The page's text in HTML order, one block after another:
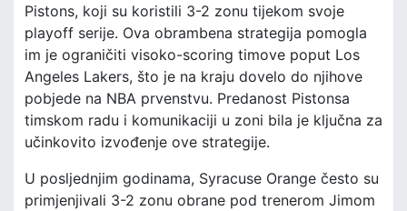
Pistons, koji su koristili 3-2 zonu tijekom svoje
playoff serije. Ova obrambena strategija pomogla
im je ograničiti visoko-scoring timove poput Los
Angeles Lakers, što je na kraju dovelo do njihove
pobjede na NBA prvenstvu. Predanost Pistonsa
timskom radu i komunikaciji u zoni bila je ključna za
učinkovito izvođenje ove strategije.
U posljednjim godinama, Syracuse Orange često su
primjenjivali 3-2 zonu obrane pod trenerom Jimom